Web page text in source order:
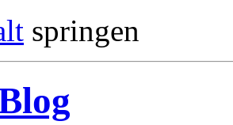
springen